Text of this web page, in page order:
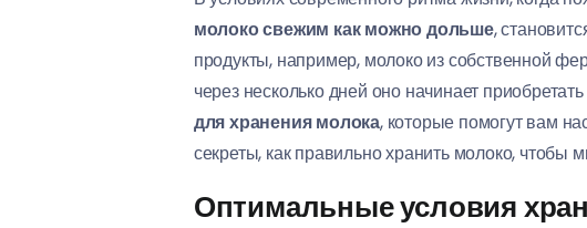
молоко свежим как можно дольше,
продукты, например, молоко из собственной
через несколько дней оно начинает
для хранения молока, которые помогут вам
секреты, как правильно хранить молоко, чтобы
Оптимальные условия